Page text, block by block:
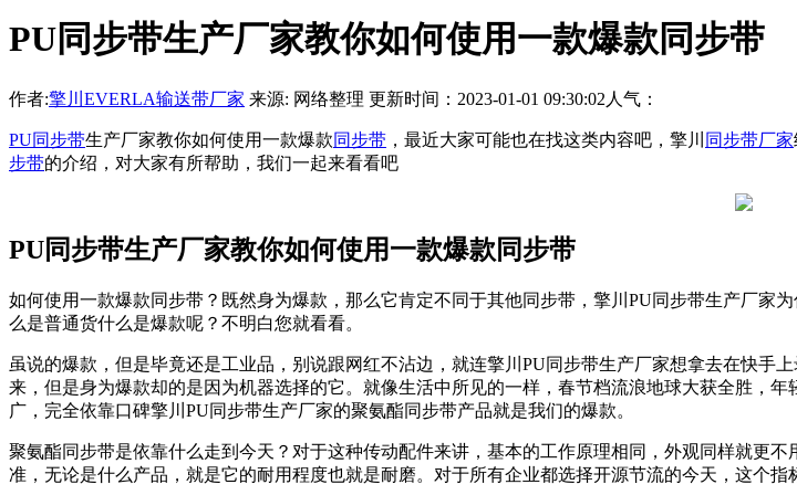
PU同步带生产厂家教你如何使用一款爆款同步带
作者:擎川EVERLA输送带厂家 来源: 网络整理 更新时间：2023-01-01 09:30:02 人气：
PU同步带生产厂家教你如何使用一款爆款同步带 ，最近大家可能也在找这类内容吧，擎川 同步带厂家
步带的介绍，对大家有所帮助，我们一起来看看吧
PU同步带生产厂家教你如何使用一款爆款同步带
如何使用一款爆款同步带？既然身为爆款，那么它肯定不同于其他同步带，擎川PU同步带生产厂家
么是普通货什么是爆款呢？不明白您就看看。
虽说的爆款，但是毕竟还是工业品，别说跟网红不沾边，就连擎川PU同步带生产厂家想拿去在快手
来，但是身为爆款却的是因为机器选择的它。就像生活中所见的一样，春节档流浪地球大获全胜，
广，完全依靠口碑擎川PU同步带生产厂家的聚氨酯同步带产品就是我们的爆款。
聚氨酯同步带是依靠什么走到今天？对于这种传动配件来讲，基本的工作原理相同，外观同样就更
准，无论是什么产品，就是它的耐用程度也就是耐磨。对于所有企业都选择开源节流的今天，这个指